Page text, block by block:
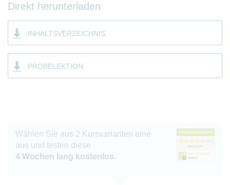
Direkt herunterladen
INHALTSVERZEICHNIS
PROBELEKTION
Wählen Sie aus 2 Kursvarianten eine
aus und testen diese
4 Wochen lang kostenlos.